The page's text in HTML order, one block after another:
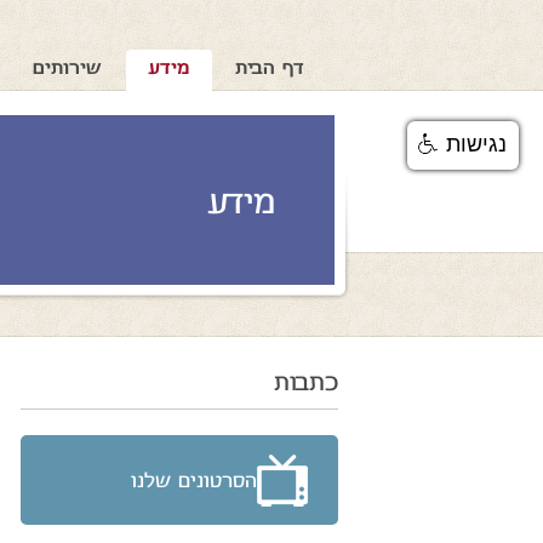
דף הבית מידע שירותים
מידע
כתבות
הסרטונים שלנו
נגישות